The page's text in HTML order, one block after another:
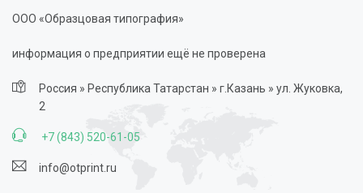
ООО «Образцовая типография»
информация о предприятии ещё не проверена
Россия » Республика Татарстан » г.Казань » ул. Жуковка,
2
+7 (843) 520-61-05
info@otprint.ru